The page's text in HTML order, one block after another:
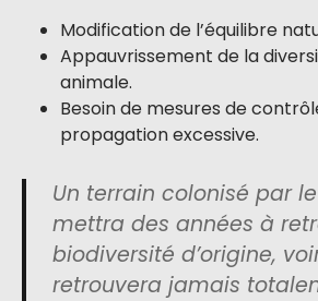
Modification de l’équilibre
Appauvrissement de la
animale.
Besoin de mesures de
propagation excessive.
Un terrain colonisé par
mettra des années à
biodiversité d’origine,
retrouvera jamais